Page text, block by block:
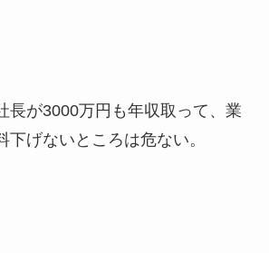
長が3000万円も年収取って、業
下げないところは危ない。